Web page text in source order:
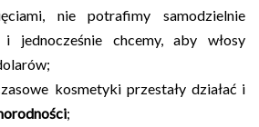
nie potrafimy samodzielnie
i jednocześnie chcemy, aby włosy
kosmetyki przestały działać i
;